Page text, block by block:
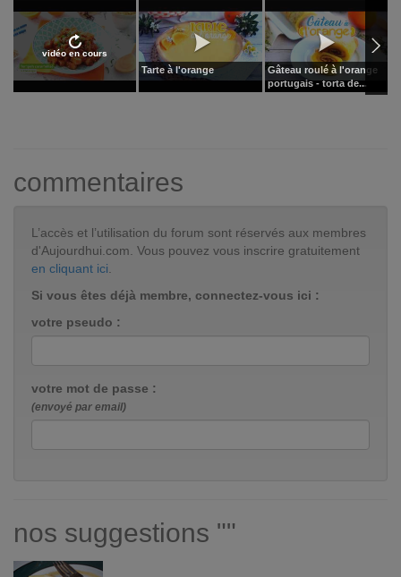
vidéo en cours
Tarte à l'orange
Gâteau roulé à l'orange
portugais - torta de...
commentaires
L’accès et l’utilisation du forum sont réservés aux membres
d'Aujourdhui.com. Vous pouvez vous inscrire gratuitement
en cliquant ici.
Si vous êtes déjà membre, connectez-vous ici :
votre pseudo :
votre mot de passe :
(envoyé par email)
nos suggestions ""